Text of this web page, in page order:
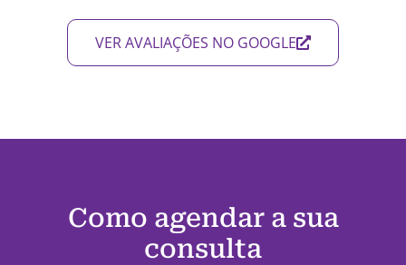
VER AVALIAÇÕES NO GOOGLE
Como agendar a sua
consulta